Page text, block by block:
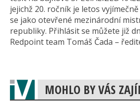
jejichž 20. ročník je letos vyjímečně
se jako otevřené mezinárodní
republiky. Přihlásit se můžete již
Redpoint team Tomáš Čada –
MOHLO BY VÁS